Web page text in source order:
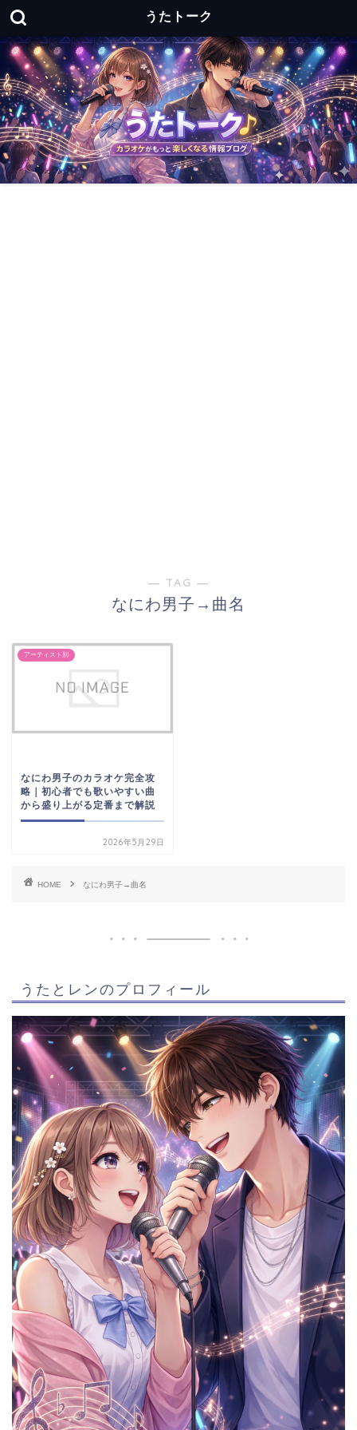
うたトーク
― TAG ―
なにわ男子→曲名
アーティスト別
なにわ男子のカラオケ完全攻
略｜初心者でも歌いやすい曲
から盛り上がる定番まで解説
2026年5月29日
HOME なにわ男子→曲名
うたとレンのプロフィール